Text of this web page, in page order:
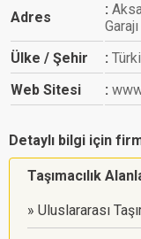
Adres
Ülke / Şehir
Web Sitesi
Detaylı bilgi için
Taşımacılık
Uluslararası